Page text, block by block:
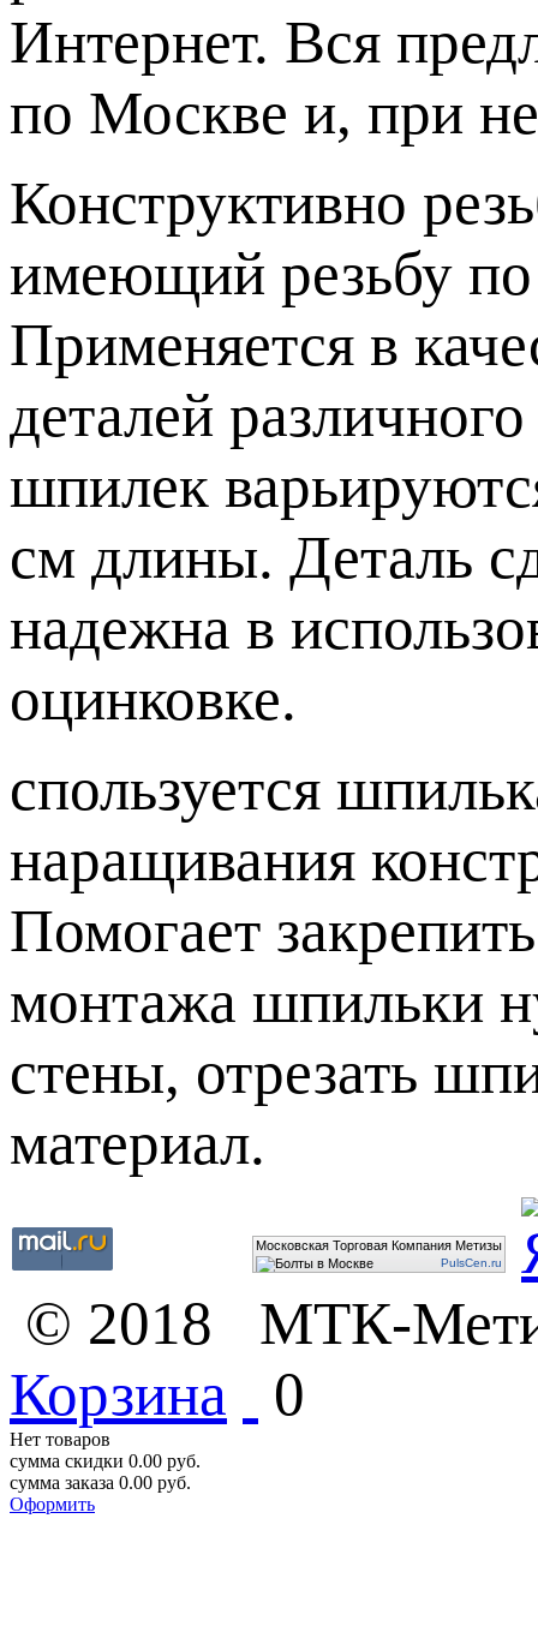
Интернет. Вся
по Москве и, при
Конструктивно
имеющий резьбу по
Применяется в
деталей
шпилек
см длины. Деталь
надежна в
оцинковке.
спользуется
наращивания
Помогает
монтажа шпильки
стены, отрезать
материал.
Московская Торговая Компания Метизы
PulsCen.ru
© 2018 МТК-
Корзина
0
Нет товаров
сумма скидки 0.00 руб.
сумма заказа 0.00 руб.
Оформить